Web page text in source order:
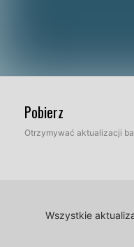
Pobierz
Otrzymywać aktualizacji
Wszystkie